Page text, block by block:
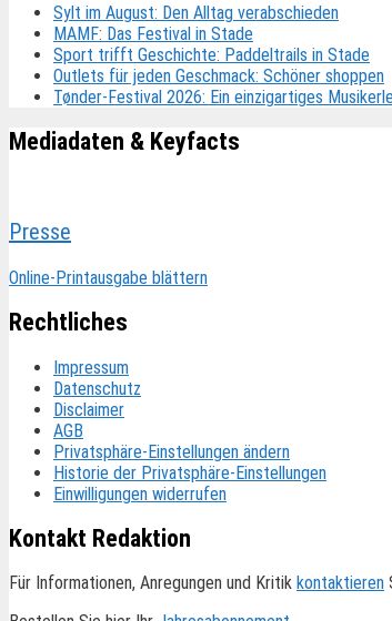
Sylt im August: Den Alltag verabschieden
MAMF: Das Festival in Stade
Sport trifft Geschichte: Paddeltrails in Stade
Outlets für jeden Geschmack: Schöner shoppen
Tønder-Festival 2026: Ein einzigartiges
Mediadaten & Keyfacts
Presse
Online-Printausgabe blättern
Rechtliches
Impressum
Datenschutz
Disclaimer
AGB
Privatsphäre-Einstellungen ändern
Historie der Privatsphäre-Einstellungen
Einwilligungen widerrufen
Kontakt Redaktion
Für Informationen, Anregungen und Kritik kontaktieren